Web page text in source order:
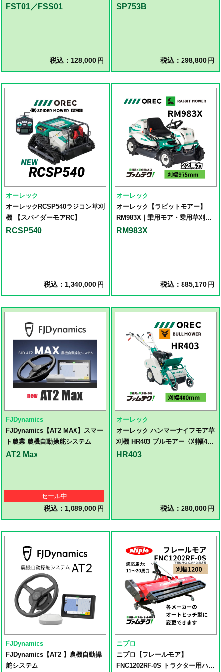
トーブセット 【FST01／FSS01】
FST01／FSS01
税込：128,000 円
型畦畔草刈機
SP753B
税込：298,800 円
オーレック
オーレックRCSP540ラジコン草刈
機 【スパイダーモアRC】
RCSP540
税込：1,340,000 円
オーレック
オーレック【ラビットモアー】
RM983X｜乗用モア・乗用草刈り
機
RM983X
税込：885,170 円
FJDynamics
FJDynamics【AT2 MAX】スマー
ト農業 農機自動操舵システム
AT2 Max
セール中
税込：1,089,000 円
オーレック
オーレック ハンマーナイフモア草
刈機 HR403 ブルモアー〈刈幅400
㎜〉草刈機 ハンマーナイフモア
HR403
税込：280,000 円
FJDynamics
FJDynamics【AT2 】農機自動操
舵システム
ニプロ
ニプロ【フレールモア】
FNC1202RF-0S トラクター用ハン